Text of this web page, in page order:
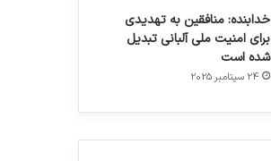
خدابنده: منافقین به تهدیدی
برای امنیت ملی آلبانی تبدیل
شده است
24 سپتامبر 2025